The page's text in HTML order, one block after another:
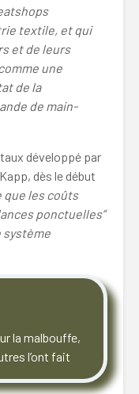
textile, et qui
et de leurs
une
de la
de main-
développé par
dès le début
que les coûts
ponctuelles”
système
la malbouffe,
l’ont fait